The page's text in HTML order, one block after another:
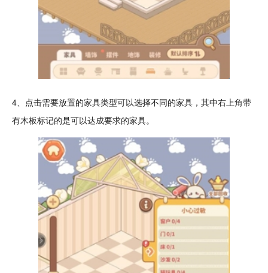
4、点击需要放置的家具类型可以选择不同的家具，其中右上角带
有木板标记的是可以达成要求的家具。